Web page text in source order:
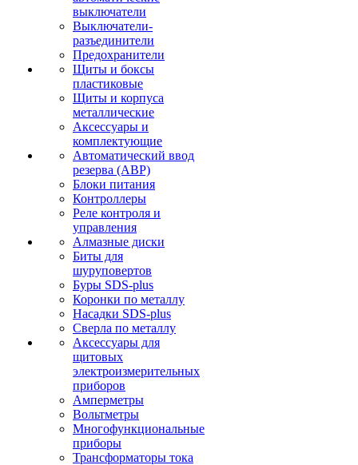
выключатели
Выключатели-
разъединители
Предохранители
Щиты и боксы
пластиковые
Щиты и корпуса
металлические
Аксессуары и
комплектующие
Автоматический ввод
резерва (АВР)
Блоки питания
Контроллеры
Реле контроля и
управления
Алмазные диски
Биты для
шуруповертов
Буры SDS-plus
Коронки по металлу
Насадки SDS-plus
Сверла по металлу
Аксессуары для
щитовых
электроизмерительных
приборов
Амперметры
Вольтметры
Многофункциональные
приборы
Трансформаторы тока